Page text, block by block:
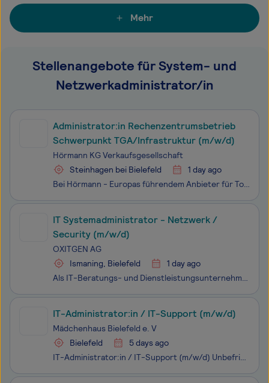
Mehr
Stellenangebote für System- und
Netzwerkadministrator/in
Administrator:in Rechenzentrumsbetrieb
Schwerpunkt TGA/Infrastruktur (m/w/d)
Hörmann KG Verkaufsgesellschaft
Steinhagen bei Bielefeld
1 day ago
Bei Hörmann - Europas führendem Anbieter für Tore, Türen, Zargen und Antriebe - erwarten Sie abwechslungsreiche Aufgaben, ein engagiertes und motiviertes Team, ein verantwortungsbewusstes und innovatives Unternehmen sowie viele Gestaltungsmöglichkeiten. Wir suchen Sie zum nächstmöglichen Zeitpunkt a
IT Systemadministrator - Netzwerk /
Security (m/w/d)
OXITGEN AG
Ismaning, Bielefeld
1 day ago
Als IT-Beratungs- und Dienstleistungsunternehmen arbeiten wir in einer Atmosphäre der Professionalität, gewürzt mit einer ordentlichen Menge Spaß und Humor. Wir legen Wert auf ein sauberes und ansprechendes Design sowie klare Kommunikation. Professionelle Dienstleistungen und Lösungen sowie ausgeprä
IT-Administrator:in / IT-Support (m/w/d)
Mädchenhaus Bielefeld e. V
Bielefeld
5 days ago
IT-Administrator:in / IT-Support (m/w/d) Unbefristet | Teilzeit, 19,5 Wochenstunden | Stundenerhöhung ab 2028 möglich | ab sofort oder nach Vereinbarung | Bielefeld Du möchtest deine IT-Kenntnisse in einer sinnstiftenden Organisation einsetzen? Im Mädchenhaus Bielefeld sorgst du dafür, dass unsere